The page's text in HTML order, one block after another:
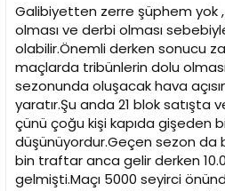
Galibiyetten zerre şüphem yok
olması ve derbi olması
olabilir.Önemli derken sonucu
maçlarda tribünlerin dolu
sezonunda oluşacak hava
yaratır.Şu anda 21 blok satışta
çünü çoğu kişi kapıda gişeden
düşünüyordur.Geçen sezon
bin traftar anca gelir derken
gelmişti.Maçı 5000 seyirci